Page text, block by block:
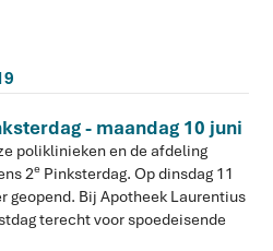
- maandag 10 juni
poliklinieken en de afdeling
2e Pinksterdag. Op dinsdag 11
geopend. Bij Apotheek Laurentius
terecht voor spoedeisende